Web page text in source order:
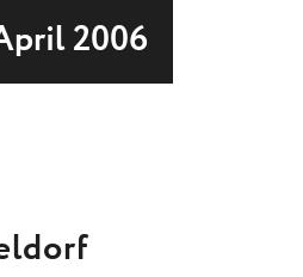
2006